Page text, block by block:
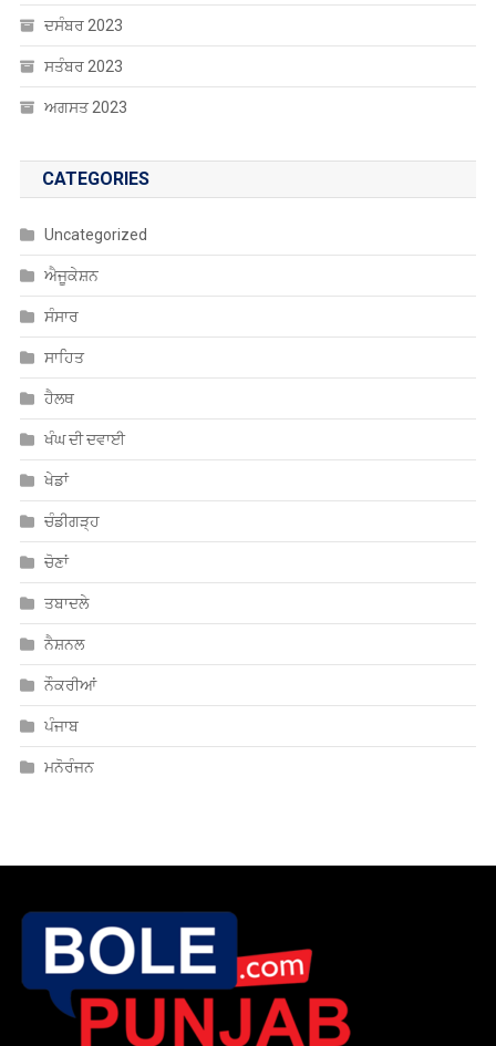
CATEGORIES
Uncategorized
ਐਜੂਕੇਸ਼ਨ
ਸਾਹਿਤ
ਹੈਲਥ
ਖੰਘ ਦੀ ਦਵਾਈ
ਖੇਡਾਂ
ਚੰਡੀਗੜ੍ਹ
ਚੋਣਾਂ
ਤਬਾਦਲੇ
ਨੈਸ਼ਨਲ
ਨੌਕਰੀਆਂ
ਪੰਜਾਬ
ਮਨੋਰੰਜਨ